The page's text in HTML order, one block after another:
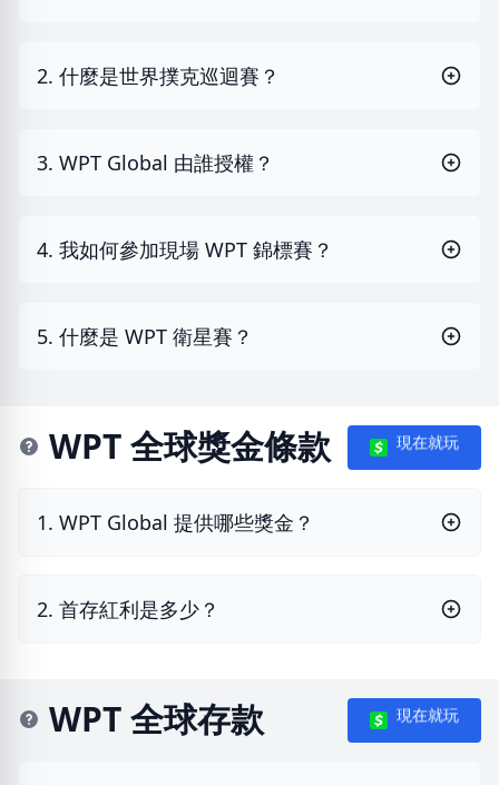
2. 什麼是世界撲克巡迴賽？
3. WPT Global 由誰授權？
4. 我如何參加現場 WPT 錦標賽？
5. 什麼是 WPT 衛星賽？
WPT 全球獎金條款 現在就玩
1. WPT Global 提供哪些獎金？
2. 首存紅利是多少？
WPT 全球存款 現在就玩